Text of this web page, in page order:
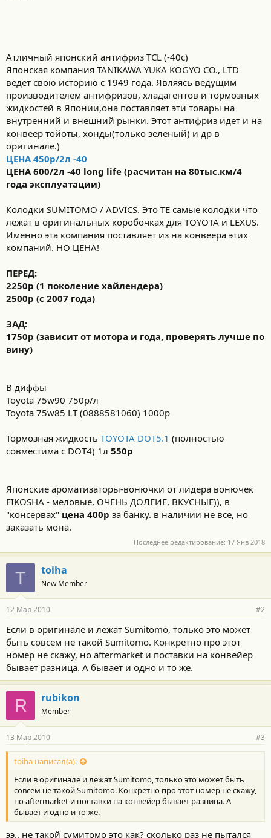
Атличный японский антифриз TCL (-40c)
Японская компания TANIKAWA YUKA KOGYO CO., LTD
ведет свою историю с 1949 года. Являясь ведущим
производителем антифризов, хладагентов и тормозных
жидкостей в Японии,она поставляет эти товары на
внутренний и внешний рынки. Этот антифриз идет и на
конвеер тойоты, хонды(только зеленый) и др в
оригинале.)
ЦЕНА 450р/2л -40
ЦЕНА 600/2л -40 long life (расчитан на 80тыс.км/4
года эксплуатации)
Колодки SUMITOMO / ADVICS. Это ТЕ самые колодки что
лежат в оригинальных коробочках для TOYOTA и LEXUS.
Именно эта компания поставляет из на конвеера этих
компаний. НО ЦЕНА!
ПЕРЕД:
2250р (1 поколение хайлендера)
2500р (с 2007 года)
ЗАД:
1750р (зависит от мотора и года, проверять лучше по
вину)
В диффы
Toyota 75w90 750р/л
Toyota 75w85 LT (0888581060) 1000р
Тормозная жидкость TOYOTA DOT5.1 (полностью
совместима с DOT4) 1л 550р
Японские ароматизаторы-вонючки от лидера вонючек
EIKOSHA - меловые, ОЧЕНЬ ДОЛГИЕ, ВКУСНЫЕ)), в
"консервах" цена 400р за банку. в наличии не все, но
заказать мона.
Последнее редактирование: 17 Янв 2018
T toiha
New Member
12 Мар 2010 #2
Если в оригинале и лежат Sumitomo, только это может
быть совсем не такой Sumitomo. Конкретно про этот
номер не скажу, но aftermarket и поставки на конвейер
бывает разница. А бывает и одно и то же.
R rubikon
Member
13 Мар 2010 #3
toiha написал(а):
Если в оригинале и лежат Sumitomo, только это может быть
совсем не такой Sumitomo. Конкретно про этот номер не скажу,
но aftermarket и поставки на конвейер бывает разница. А
бывает и одно и то же.
ээ.. не такой сумитомо это как? сколько раз не пытался